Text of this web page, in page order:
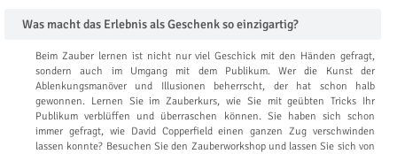
Was macht das Erlebnis als Geschenk so einzigartig?
Beim Zauber lernen ist nicht nur viel Geschick mit den Händen gefragt,
sondern auch im Umgang mit dem Publikum. Wer die Kunst der
Ablenkungsmanöver und Illusionen beherrscht, der hat schon halb
gewonnen. Lernen Sie im Zauberkurs, wie Sie mit geübten Tricks Ihr
Publikum verblüffen und überraschen können. Sie haben sich schon
immer gefragt, wie David Copperfield einen ganzen Zug verschwinden
lassen konnte? Besuchen Sie den Zauberworkshop und lassen Sie sich von